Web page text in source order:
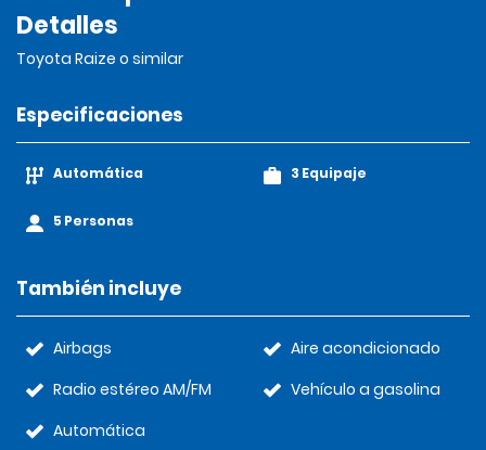
Detalles
Toyota Raize o similar
Especificaciones
Automática
5 Personas
3 Equipaje
También incluye
Airbags
Radio estéreo AM/FM
Automática
Aire acondicionado
Vehículo a gasolina